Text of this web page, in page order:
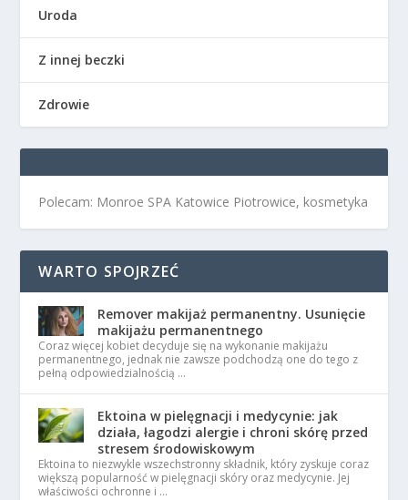
Uroda
Z innej beczki
Zdrowie
Polecam: Monroe SPA Katowice Piotrowice, kosmetyka
WARTO SPOJRZEĆ
Remover makijaż permanentny. Usunięcie
makijażu permanentnego
Coraz więcej kobiet decyduje się na wykonanie makijażu
permanentnego, jednak nie zawsze podchodzą one do tego z
pełną odpowiedzialnością …
Ektoina w pielęgnacji i medycynie: jak
działa, łagodzi alergie i chroni skórę przed
stresem środowiskowym
Ektoina to niezwykle wszechstronny składnik, który zyskuje coraz
większą popularność w pielęgnacji skóry oraz medycynie. Jej
właściwości ochronne i …